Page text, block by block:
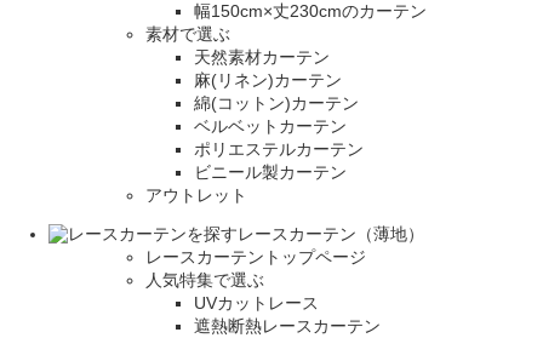
幅150cm×丈230cmのカーテン
素材で選ぶ
天然素材カーテン
麻(リネン)カーテン
綿(コットン)カーテン
ベルベットカーテン
ポリエステルカーテン
ビニール製カーテン
アウトレット
レースカーテン（薄地）
レースカーテントップページ
人気特集で選ぶ
UVカットレース
遮熱断熱レースカーテン